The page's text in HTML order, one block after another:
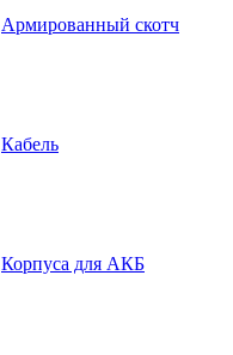
Армированный скотч
Кабель
Корпуса для АКБ